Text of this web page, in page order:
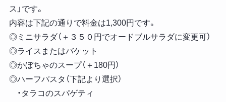
ス」です。
内容は下記の通りで料金は1,300円です。
◎ミニサラダ（＋３５０円でオードブルサラダに変更可）
◎ライスまたはバケット
◎かぼちゃのスープ（＋180円）
◎ハーフパスタ（下記より選択）
・タラコのスパゲティ